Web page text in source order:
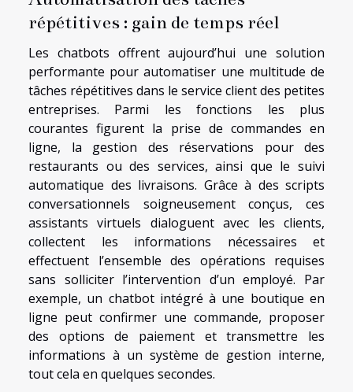
répétitives : gain de temps réel
Les chatbots offrent aujourd’hui une solution
performante pour automatiser une multitude de
tâches répétitives dans le service client des petites
entreprises. Parmi les fonctions les plus
courantes figurent la prise de commandes en
ligne, la gestion des réservations pour des
restaurants ou des services, ainsi que le suivi
automatique des livraisons. Grâce à des scripts
conversationnels soigneusement conçus, ces
assistants virtuels dialoguent avec les clients,
collectent les informations nécessaires et
effectuent l’ensemble des opérations requises
sans solliciter l’intervention d’un employé. Par
exemple, un chatbot intégré à une boutique en
ligne peut confirmer une commande, proposer
des options de paiement et transmettre les
informations à un système de gestion interne,
tout cela en quelques secondes.